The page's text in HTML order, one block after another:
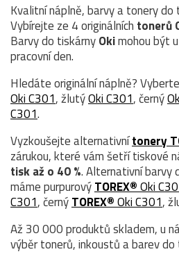
Kvalitní náplně, barvy a tonery do
Vybírejte ze 4 originálních tonerů
Barvy do tiskárnyOkimohou být
pracovní den.
Hledáte originální náplně?
Oki C301, žlutýOki C301, černý
C301.
Vyzkoušejte alternativnítonery
zárukou, které vám šetří tiskové
tisk až o 40 %. Alternativní barvy
máme purpurovýTOREX®Oki
C301, černýTOREX®Oki C301,
Až 30 000 produktů skladem, u
výběr tonerů, inkoustů a barev do